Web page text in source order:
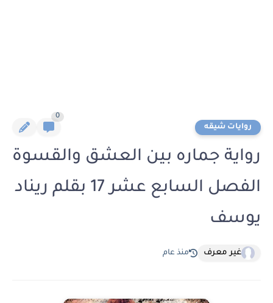
روايات شيقه
0
رواية جماره بين العشق والقسوة
الفصل السابع عشر 17 بقلم ريناد
يوسف
غير معرف منذ عام